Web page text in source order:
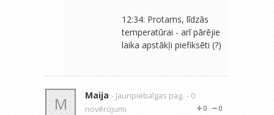
12:34: Protams, līdzās
temperatūrai - arī pārējie
laika apstākļi piefiksēti (?)
M Maija - Jaunpiebalgas pag. - 0
novērojumi
0
0